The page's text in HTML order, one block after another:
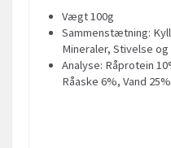
Vægt 100g
Sammenstætning:
Mineraler, Stivelse og
Analyse: Råprotein
Råaske 6%, Vand 25%